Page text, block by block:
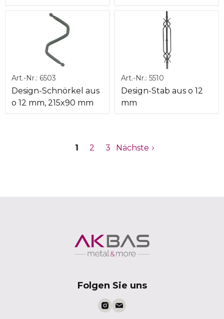
Art.-Nr.: 6503
Design-Schnörkel aus
o 12 mm, 215x90 mm
Art.-Nr.: 5510
Design-Stab aus o 12
mm
1 2 3 Nächste
Folgen Sie uns